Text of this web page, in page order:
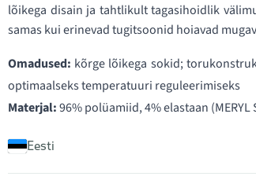
lõikega disain ja tahtlikult tagasihoidlik
samas kui erinevad tugitsoonid hoiavad
Omadused: kõrge lõikega sokid;
optimaalseks temperatuuri reguleerimiseks
Materjal:96% polüamiid, 4% elastaan (MERYL
Eesti